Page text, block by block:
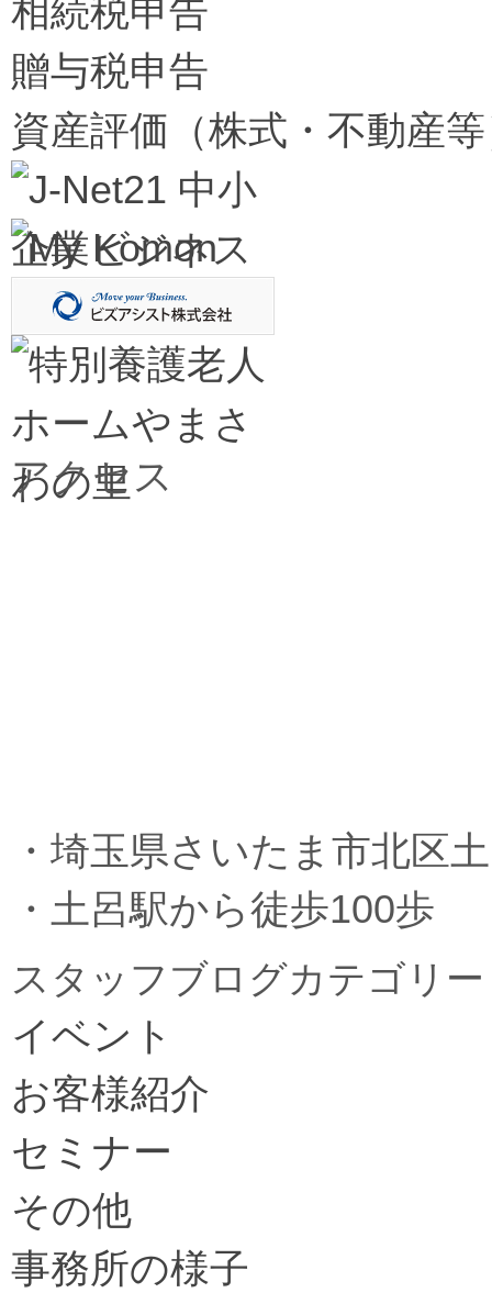
相続税申告
贈与税申告
資産評価（株式・不動産
アクセス
・埼玉県さいたま市北区
・土呂駅から徒歩100歩
スタッフブログカテゴリー
イベント
お客様紹介
セミナー
その他
事務所の様子